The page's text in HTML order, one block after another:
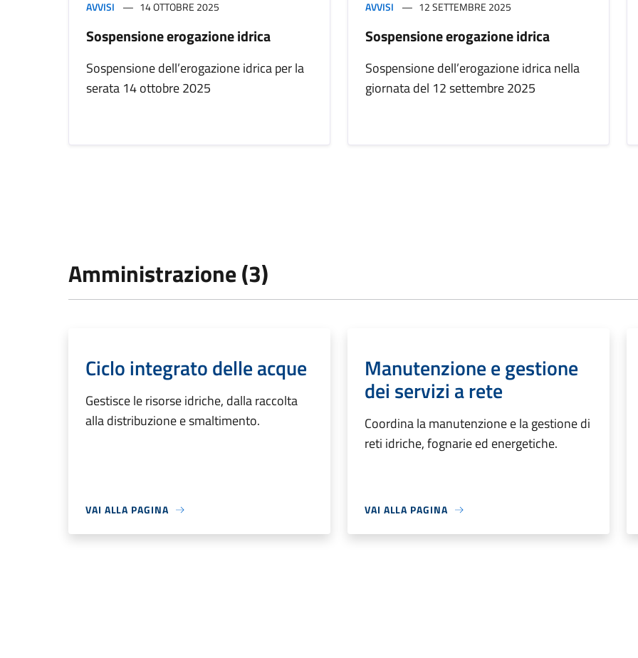
AVVISI 14 OTTOBRE 2025
Sospensione erogazione idrica
Sospensione dell’erogazione idrica per la
serata 14 ottobre 2025
AVVISI 12 SETTEMBRE 2025
Sospensione erogazione idrica
Sospensione dell’erogazione idrica nella
giornata del 12 settembre 2025
Amministrazione (3)
Ciclo integrato delle acque
Gestisce le risorse idriche, dalla raccolta
alla distribuzione e smaltimento.
VAI ALLA PAGINA
Manutenzione e gestione
dei servizi a rete
Coordina la manutenzione e la gestione di
reti idriche, fognarie ed energetiche.
VAI ALLA PAGINA